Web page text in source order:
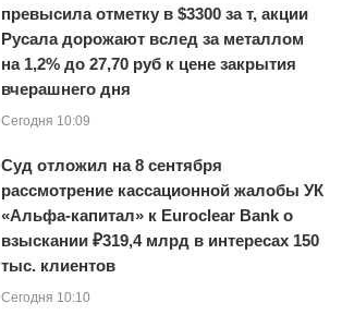
превысила отметку в $3300 за т, акции
Русала дорожают вслед за металлом
на 1,2% до 27,70 руб к цене закрытия
вчерашнего дня
Сегодня 10:09
Суд отложил на 8 сентября
рассмотрение кассационной жалобы УК
«Альфа-капитал» к Euroclear Bank о
взыскании ₽319,4 млрд в интересах 150
тыс. клиентов
Сегодня 10:10